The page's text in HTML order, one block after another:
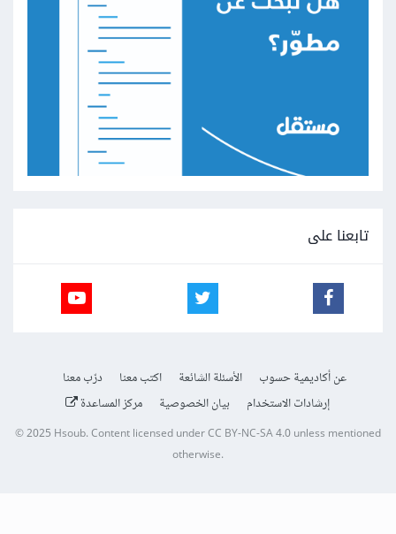
تابعنا على
عن أكاديمية حسوب الأسئلة الشائعة اكتب معنا
درّب معنا
إرشادات الاستخدام
بيان الخصوصية مركز المساعدة
© 2025 Hsoub.Content licensed underCC BY-NC-SA 4.0unless mentioned
otherwise.